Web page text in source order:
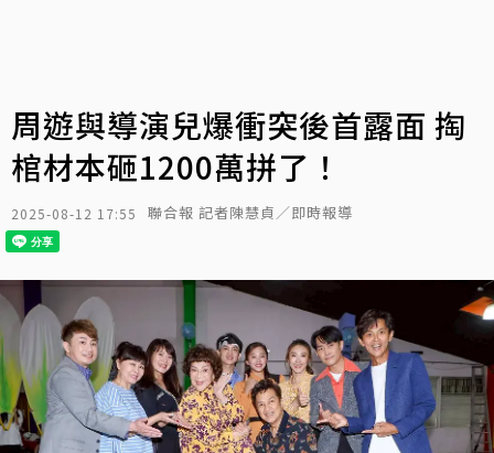
周遊與導演兒爆衝突後首露面 掏
棺材本砸1200萬拼了！
2025-08-12 17:55 聯合報 記者陳慧貞／即時報導